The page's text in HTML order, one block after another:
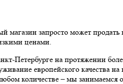
запросто может продать
ценами.
Петербурге на протяжении
европейского качества
количестве – мы